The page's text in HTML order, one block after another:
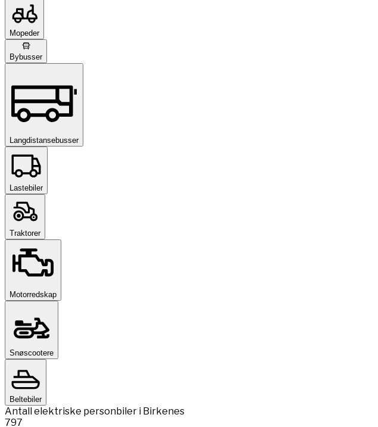
Mopeder
Bybusser
Langdistansebusser
Lastebiler
Traktorer
Motorredskap
Snøscootere
Beltebiler
Antall elektriske personbiler i Birkenes
797